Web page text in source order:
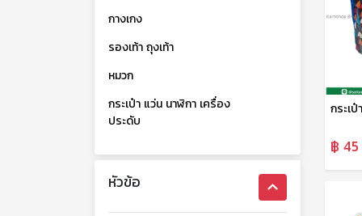
กางเกง
รองเท้า ถุงเท้า
หมวก
กระเป๋า แว่น นาฬิกา เครื่อง
ประดับ
หัวข้อ
฿